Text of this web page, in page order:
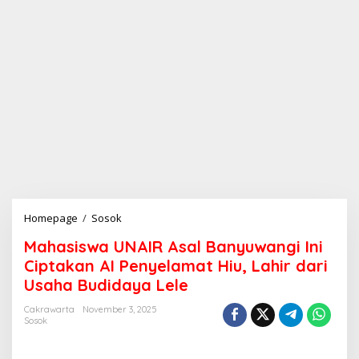
Homepage / Sosok
h
a
s
i
s
Mahasiswa UNAIR Asal Banyuwangi Ini
Ciptakan AI Penyelamat Hiu, Lahir dari
Usaha Budidaya Lele
Cakrawarta
November 3, 2025
Sosok